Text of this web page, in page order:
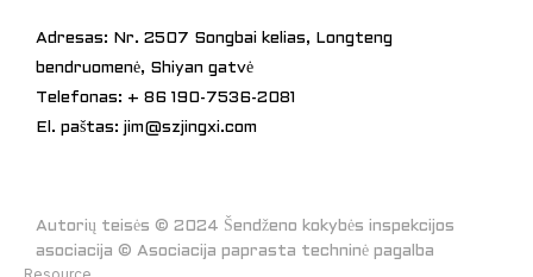
Adresas: Nr. 2507 Songbai kelias, Longteng
bendruomenė, Shiyan gatvė
Telefonas: + 86 190-7536-2081
El. paštas: jim@szjingxi.com
Autorių teisės © 2024 Šendženo kokybės inspekcijos
asociacija © Asociacija paprasta techninė pagalba